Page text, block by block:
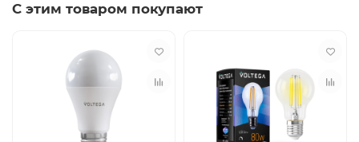
С этим товаром покупают